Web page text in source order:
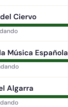
Ciervo
Música Española
Algarra